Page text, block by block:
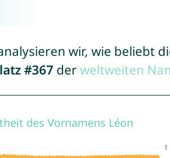
wir, wie beliebt
#367 derweltweiten